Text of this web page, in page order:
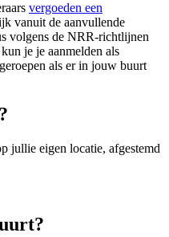
vergoeden een
vanuit de aanvullende
volgens de NRR-richtlijnen
je je aanmelden als
als er in jouw buurt
jullie eigen locatie, afgestemd